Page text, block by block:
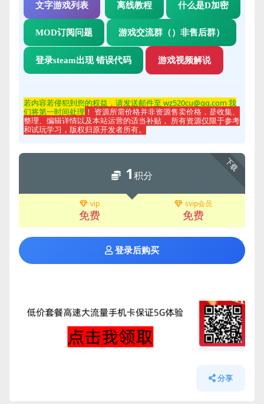
文字游戏列表 离线教程 什么是D加密
MOD订阅问题 游戏交流群（）非售后群）
登录steam出现 错误代码 游戏视频解说
若内容若侵犯到您的权益，请发送邮件至 wz520cu@qq.com 我
们将第一时间处理 ！ 资源所需价格并非资源售卖价格，是收集、
整理、编辑详情以及本站运营的适当补贴， 所有资源仅限于参考
和试玩学习，版权归原开发者所有。
下载
1积分
vip
免费
svip会员
免费
登录后购买
分享